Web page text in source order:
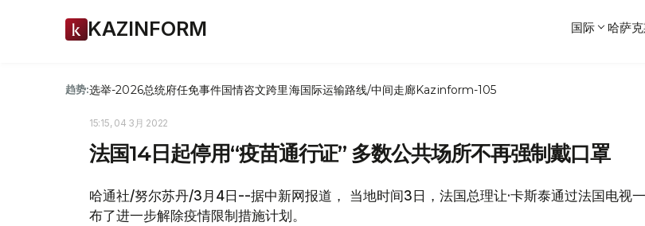
KAZINFORM 国际 哈萨
趋势:选举-2026总统府任免事件国情咨文跨里海国际运输路线/中间走廊Kazinform-105
15:15, 04 3月 2022
法国14日起停用“疫苗通行证” 多数公共场所不再强制戴口罩
哈通社/努尔苏丹/3月4日--据中新网报道， 当地时间3日，法国总理让·卡斯泰通过法国电视
布了进一步解除疫情限制措施计划。